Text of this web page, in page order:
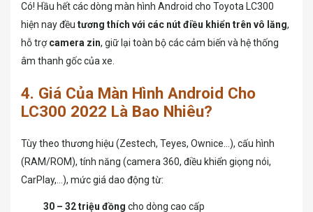
Có! Hầu hết các dòng màn hình Android cho Toyota LC300
hiện nay đều tương thích với các nút điều khiển trên vô lăng,
hỗ trợcamera zin, giữ lại toàn bộ các cảm biến và hệ thống
âm thanh gốc của xe.
4. Giá Của Màn Hình Android Cho
LC300 2022 Là Bao Nhiêu?
Tùy theo thương hiệu (Zestech, Teyes, Ownice…), cấu hình
(RAM/ROM), tính năng (camera 360, điều khiển giọng nói,
CarPlay,…), mức giá dao động từ:
30 – 32 triệu đồng cho dòng cao cấp